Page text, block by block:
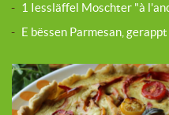
- 1 Iessläffel Moschter "à
- E bëssen Parmesan, gerappt